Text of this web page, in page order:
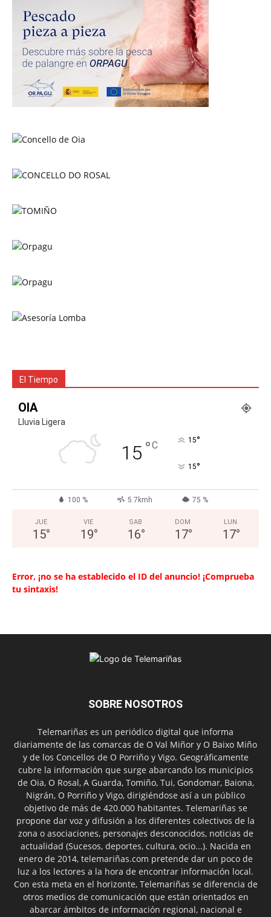
El Tiempo
OIA
Lluvia Ligera
15 °C 15°
15°
100 % 5.7kmh 75 %
JUE
15°
VIE
19°
SAB
16°
DOM
17°
LUN
17°
Error, ¡no se ha establecido el ID del anuncio! ¡Comprueba
tu sintaxis!
SOBRE NOSOTROS
Telemariñas es un periódico digital que informa
diariamente de las comarcas de O Val Miñor y O Baixo Miño
y de los Concellos de O Porriño y Vigo. Geográficamente
cubre la información que surge abarcando los municipios
de Oia, O Rosal, A Guarda, Tomiño, Tui, Gondomar, Baiona,
Nigrán, O Porriño y Vigo, dirigiéndose así a un público
objetivo de más de 420.000 habitantes. Telemariñas se
propone dar voz y difusión a los diferentes colectivos de la
zona o asociaciones, personajes desconocidos, noticias de
actualidad (Sucesos, deportes, cultura, ocio...). Nacida en
enero de 2014, telemariñas.com pretende dar un poco de
luz a los lectores a la hora de encontrar información local.
Con esta meta en el horizonte, Telemariñas se diferencia de
otros medios de comunicación que están orientados en
abarcar ámbitos de información regional, nacional e